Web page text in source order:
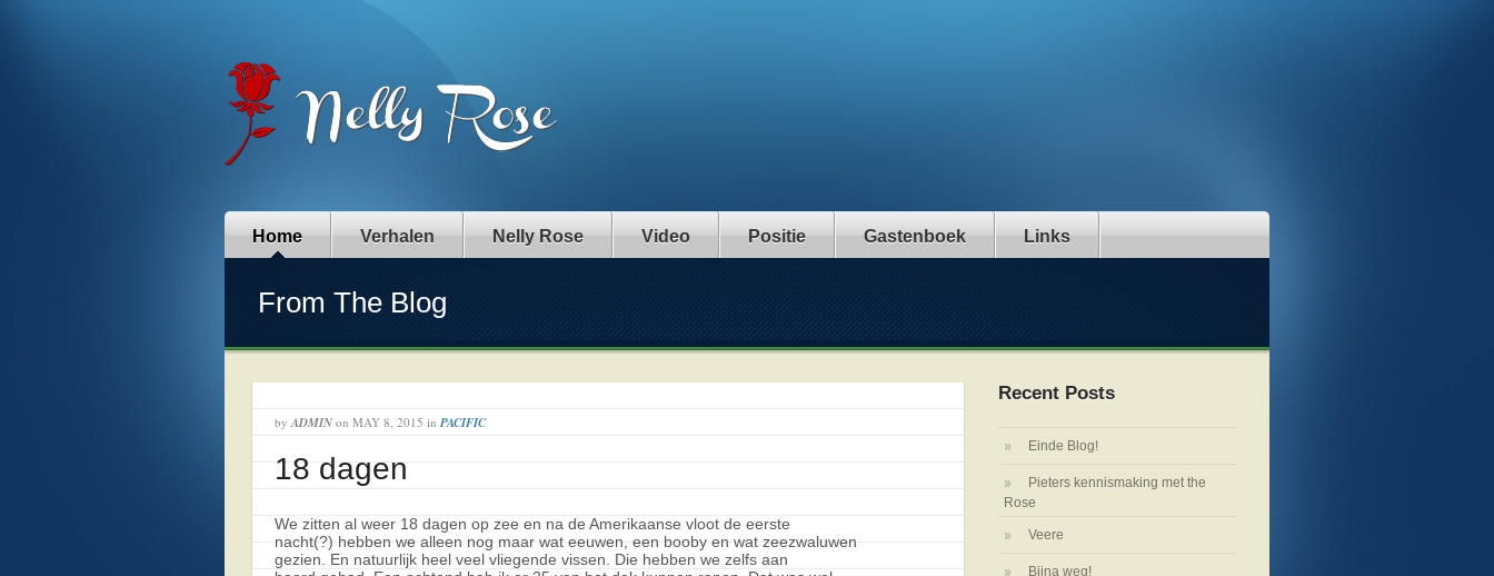
Home Verhalen Nelly Rose Video Positie Gastenboek Links
From The Blog
by ADMIN on MAY 8, 2015 in PACIFIC
18 dagen
We zitten al weer 18 dagen op zee en na de Amerikaanse vloot de eerste
nacht(?) hebben we alleen nog maar wat eeuwen, een booby en wat zeezwaluwen
gezien. En natuurlijk heel veel vliegende vissen. Die hebben we zelfs aan
Recent Posts
Einde Blog!
Pieters kennismaking met the
Rose
Veere
Bijna weg!